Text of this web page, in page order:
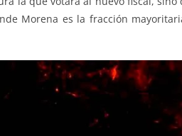
Morena es la fracción